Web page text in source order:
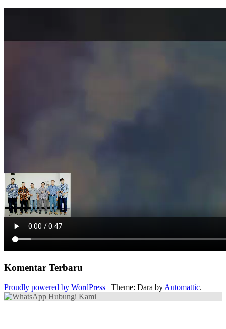
Komentar Terbaru
Proudly powered by WordPress | Theme: Dara by Automattic.
Hubungi Kami